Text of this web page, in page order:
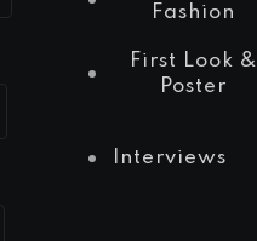
Fashion
First Look &
Poster
Interviews